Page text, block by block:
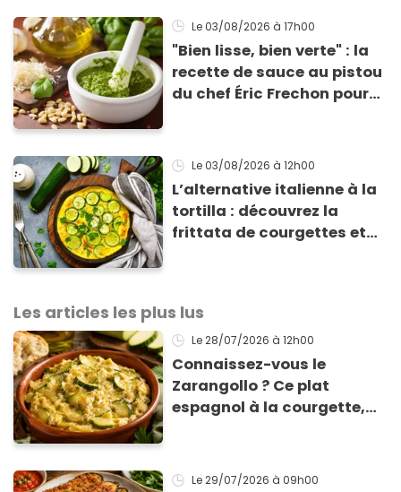
Le 03/08/2026 à 17h00
"Bien lisse, bien verte" : la
recette de sauce au pistou
du chef Éric Frechon pour
Le 03/08/2026 à 12h00
L’alternative italienne à la
tortilla : découvrez la
frittata de courgettes et
Les articles les plus lus
Le 28/07/2026 à 12h00
Connaissez-vous le
Zarangollo ? Ce plat
espagnol à la courgette,
Le 29/07/2026 à 09h00